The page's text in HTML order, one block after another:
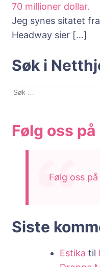
70 millioner dollar.
Jeg synes sitatet
Headway sier […]
Søk i
Søk
Følg oss
Følg oss
Siste
Estika til